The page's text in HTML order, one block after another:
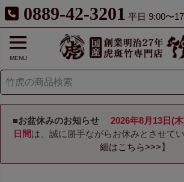
0889-42-3201 平日 9:00〜
MENU
■お盆休みのお知らせ
2026年8月13日(
日間は、誠に勝手ながらお休みとさせて
細はこちら>>> 】